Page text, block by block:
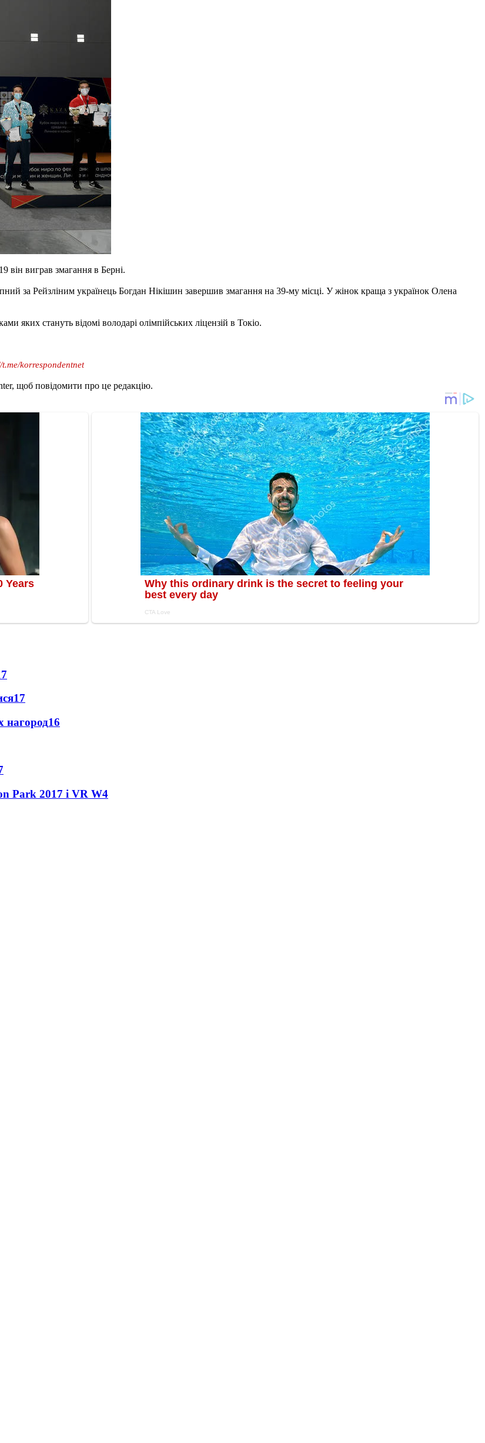
він виграв змагання в Берні.
за Рейзліним українець Богдан Нікішин завершив змагання на 39-му місці. У жінок краща з українок Олена
яких стануть відомі володарі олімпійських ліцензій в Токіо.
korrespondentnet
щоб повідомити про це редакцію.
17
нагород16
Park 2017 і VR W4